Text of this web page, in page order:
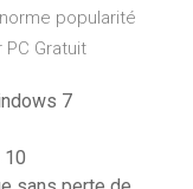
popularité
Gratuit
7
10